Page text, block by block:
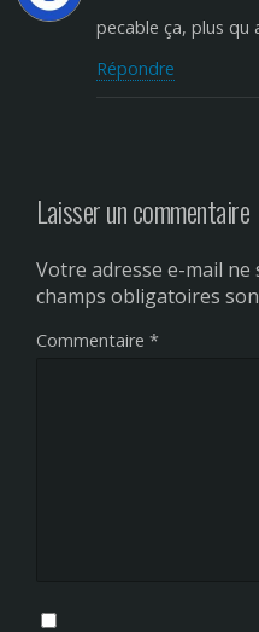
pecable ça, plus qu
Répondre
Laisser un commentaire
Votre adresse e-mail ne
champs obligatoires
Commentaire *